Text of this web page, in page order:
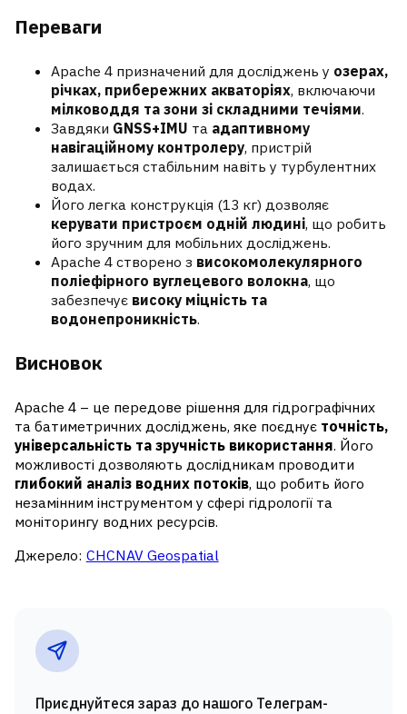
Переваги
Apache 4 призначений для досліджень у озерах,
річках, прибережних акваторіях, включаючи
мілководдя та зони зі складними течіями.
Завдяки GNSS+IMU та адаптивному
навігаційному контролеру, пристрій
залишається стабільним навіть у турбулентних
водах.
Його легка конструкція (13 кг) дозволяє
керувати пристроєм одній людині, що робить
його зручним для мобільних досліджень.
Apache 4 створено з високомолекулярного
поліефірного вуглецевого волокна, що
забезпечує високу міцність та
водонепроникність.
Висновок
Apache 4 – це передове рішення для гідрографічних
та батиметричних досліджень, яке поєднує точність,
універсальність та зручність використання. Його
можливості дозволяють дослідникам проводити
глибокий аналіз водних потоків, що робить його
незамінним інструментом у сфері гідрології та
моніторингу водних ресурсів.
Джерело: CHCNAV Geospatial
Приєднуйтеся зараз до нашого Телеграм-